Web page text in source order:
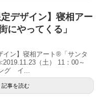
定デザイン】寝相アー
にやってくる」
イン】寝相アート®「サンタ
（土） 11：00～
グ イ...
記事を読む